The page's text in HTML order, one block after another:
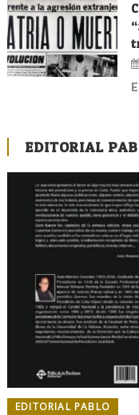
EDITORIAL
EDITORIAL PABLO